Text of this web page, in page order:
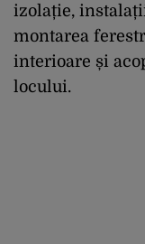
izolație,
montarea
interioare și
locului.